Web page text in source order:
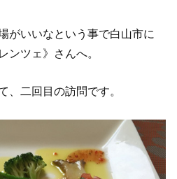
がいいなという事で白山市に
ンツェ》さんへ。
、二回目の訪問です。